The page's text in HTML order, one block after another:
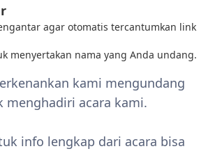
agar otomatis tercantumkan link
menyertakan nama yang Anda undang.